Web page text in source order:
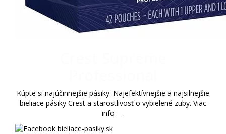
Kúpte si najúčinnejšie pásiky. Najefektívnejšie a najsilnejšie
bieliace pásiky Crest a starostlivosť o vybielené zuby. Viac
info
.